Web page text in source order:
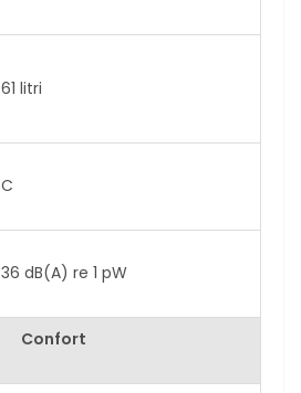
61 litri
C
36 dB(A) re 1 pW
Confort